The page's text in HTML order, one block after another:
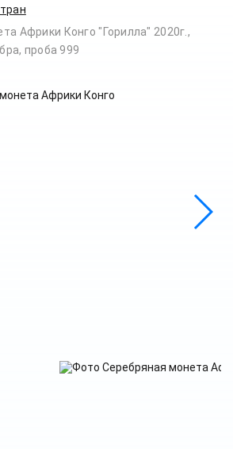
Африки Конго "Горилла" 2020г.,
проба 999